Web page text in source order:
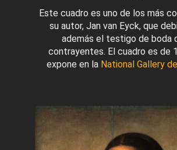
Este cuadro es uno de los más
su autor, Jan van Eyck, que
además el testigo de boda
contrayentes. El cuadro es de
expone en la National Gallery